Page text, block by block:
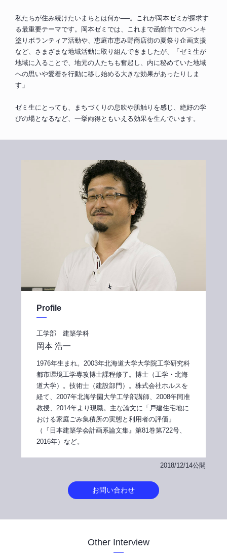
私たちが住み続けたいまちとは何か──。これが岡本ゼミが探求す
る最重要テーマです。岡本ゼミでは、これまで函館市でのペンキ
塗りボランティア活動や、恵庭市恵み野商店街の夏祭り企画支援
など、さまざまな地域活動に取り組んできましたが、「ゼミ生が
地域に入ることで、地元の人たちも奮起し、内に秘めていた地域
への思いや愛着を行動に移し始める大きな効果があったりしま
す」
ゼミ生にとっても、まちづくりの息吹や肌触りを感じ、絶好の学
びの場となるなど、一挙両得ともいえる効果を生んでいます。
Profile
工学部 建築学科
岡本 浩一
1976年生まれ。2003年北海道大学大学院工学研究科
都市環境工学専攻博士課程修了。博士（工学・北海
道大学）。技術士（建設部門）。株式会社ホルスを
経て、2007年北海学園大学工学部講師、2008年同准
教授、2014年より現職。主な論文に「戸建住宅地に
おける家庭ごみ集積所の実態と利用者の評価」
（『日本建築学会計画系論文集』第81巻第722号、
2016年）など。
2018/12/14公開
お問い合わせ
Other Interview